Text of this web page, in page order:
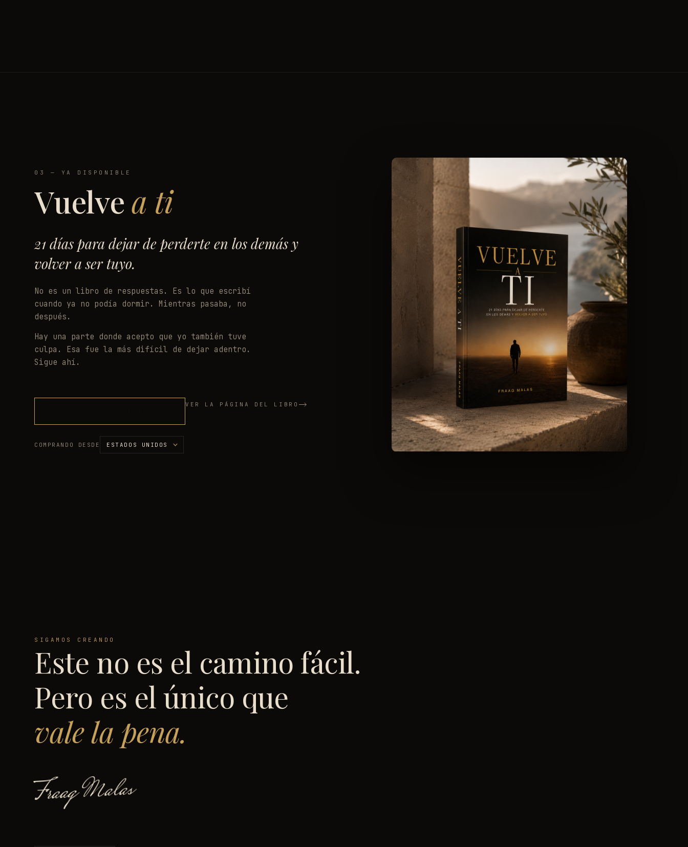
03 — YA DISPONIBLE
Vuelvea ti
21 días para dejar de perderte en los demás y
volver a ser tuyo.
No es un libro de respuestas. Es lo que escribí
cuando ya no podía dormir. Mientras pasaba, no
después.
Hay una parte donde acepto que yo también tuve
culpa. Esa fue la más difícil de dejar adentro.
Sigue ahí.
VER LA PÁGINA DEL LIBRO
COMPRANDO DESDE
SIGAMOS CREANDO
Este no es el camino fácil.
Pero es el único que
vale la pena.
Fraag Malas